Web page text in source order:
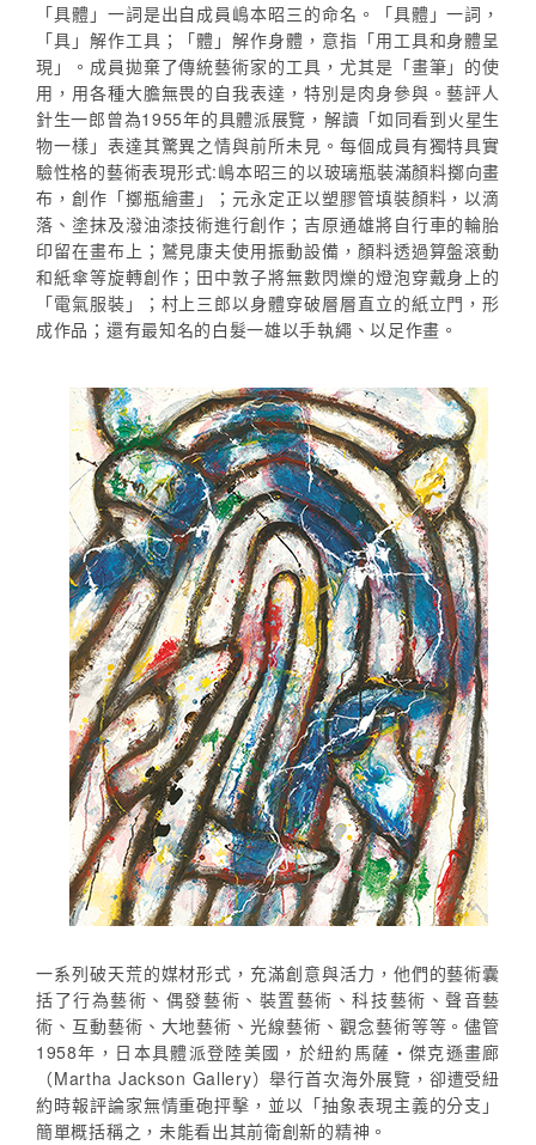
「具體」一詞是出自成員嶋本昭三的命名。「具體」一詞，
「具」解作工具；「體」解作身體，意指「用工具和身體呈
現」。成員拋棄了傳統藝術家的工具，尤其是「畫筆」的使
用，用各種大膽無畏的自我表達，特別是肉身參與。藝評人
針生一郎曾為1955年的具體派展覽，解讀「如同看到火星生
物一樣」表達其驚異之情與前所未見。每個成員有獨特具實
驗性格的藝術表現形式:嶋本昭三的以玻璃瓶裝滿顏料擲向畫
布，創作「擲瓶繪畫」；元永定正以塑膠管填裝顏料，以滴
落、塗抹及潑油漆技術進行創作；吉原通雄將自行車的輪胎
印留在畫布上；鷲見康夫使用振動設備，顏料透過算盤滾動
和紙傘等旋轉創作；田中敦子將無數閃爍的燈泡穿戴身上的
「電氣服裝」；村上三郎以身體穿破層層直立的紙立門，形
成作品；還有最知名的白髮一雄以手執繩、以足作畫。
一系列破天荒的媒材形式，充滿創意與活力，他們的藝術囊
括了行為藝術、偶發藝術、裝置藝術、科技藝術、聲音藝
術、互動藝術、大地藝術、光線藝術、觀念藝術等等。儘管
1958年，日本具體派登陸美國，於紐約馬薩・傑克遜畫廊
（Martha Jackson Gallery）舉行首次海外展覽，卻遭受紐
約時報評論家無情重砲抨擊，並以「抽象表現主義的分支」
簡單概括稱之，未能看出其前衛創新的精神。